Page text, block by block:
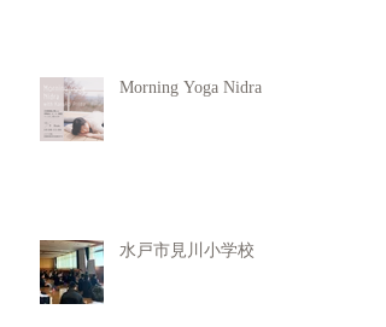
Morning Yoga Nidra
水戸市見川小学校